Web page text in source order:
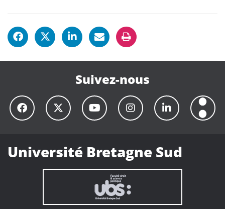
Suivez-nous
Université Bretagne Sud